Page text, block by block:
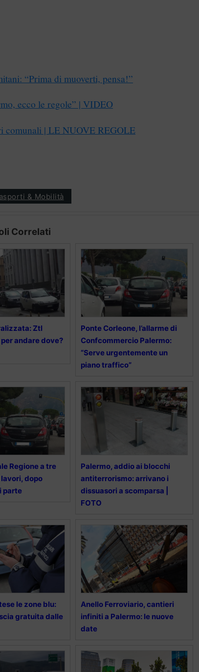
“Prima di muoverti, pensa!”
ecco le regole” | VIDEO
comunali | LE NUOVE REGOLE
& Mobilità
Correlati
Ztl
andare dove?
Ponte Corleone, l’allarme di
Confcommercio Palermo:
“Serve urgentemente un
piano traffico”
Regione a tre
dopo
parte
Palermo, addio ai blocchi
antiterrorismo: arrivano i
dissuasori a scomparsa |
FOTO
le zone blu:
gratuita dalle
Anello Ferroviario, cantieri
infiniti a Palermo: le nuove
date